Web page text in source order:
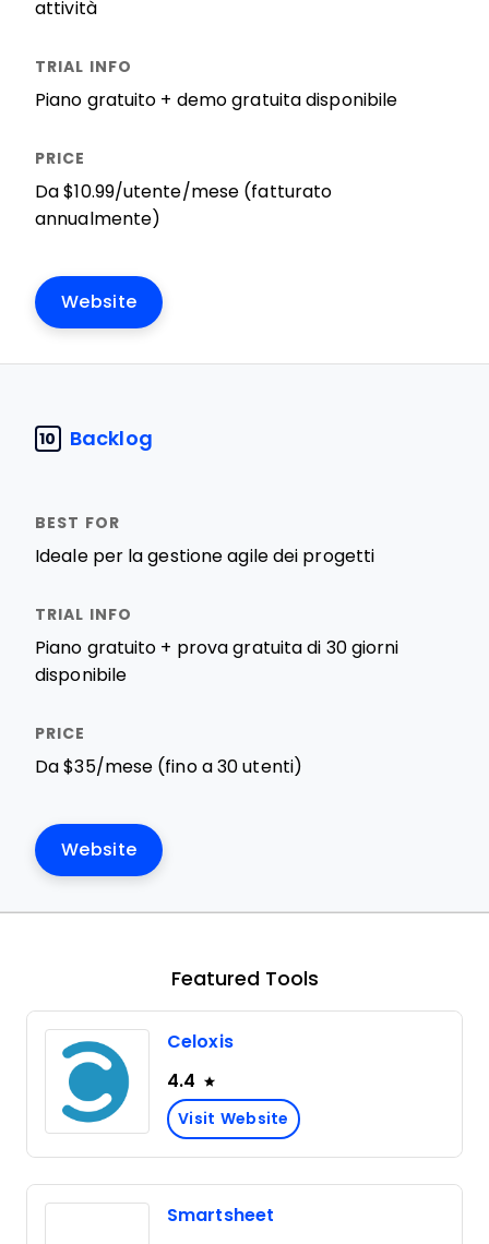
attività
Piano gratuito + demo gratuita disponibile
Da $10.99/utente/mese (fatturato
annualmente)
Website
10 Backlog
Ideale per la gestione agile dei progetti
Piano gratuito + prova gratuita di 30 giorni
disponibile
Da $35/mese (fino a 30 utenti)
Website
Featured Tools
Celoxis
4.4
Visit Website
Smartsheet